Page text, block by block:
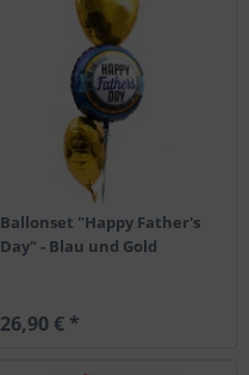
Ballonset "Happy Father's
Day" - Blau und Gold
26,90 € *